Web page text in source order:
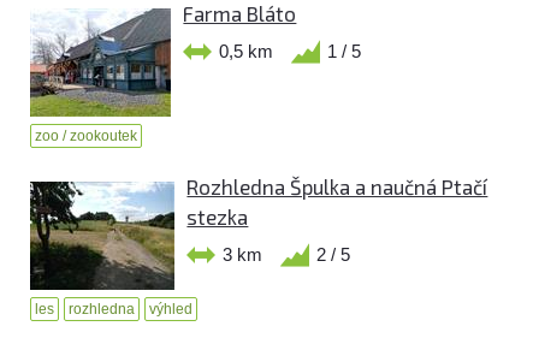
Farma Bláto
0,5 km 1 / 5
zoo / zookoutek
Rozhledna Špulka a naučná Ptačí
stezka
3 km 2 / 5
les rozhledna výhled